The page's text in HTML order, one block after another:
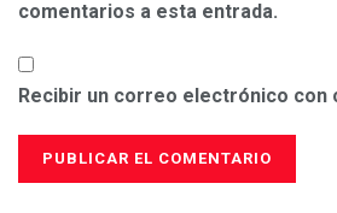
comentarios a esta entrada.
Recibir un correo electrónico con